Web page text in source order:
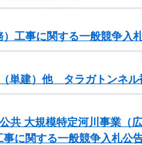
工事に関する一般競争入
単建）他 タラガトンネル
共 大規模特定河川事業（
に関する一般競争入札公